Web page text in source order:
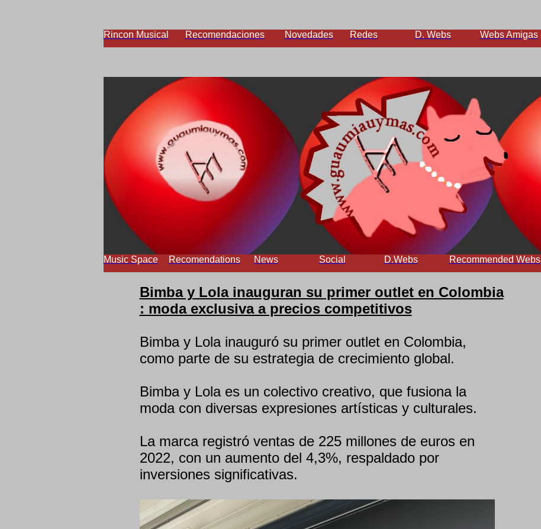
Rincon Musical Recomendaciones Novedades Redes D. Webs Webs Amigas
Music Space Recomendations News Social D.Webs Recommended Webs
Bimba y Lola inauguran su primer outlet en Colombia
: moda exclusiva a precios competitivos
Bimba y Lola inauguró su primer outlet en Colombia,
como parte de su estrategia de crecimiento global.
Bimba y Lola es un colectivo creativo, que fusiona la
moda con diversas expresiones artísticas y culturales.
La marca registró ventas de 225 millones de euros en
2022, con un aumento del 4,3%, respaldado por
inversiones significativas.